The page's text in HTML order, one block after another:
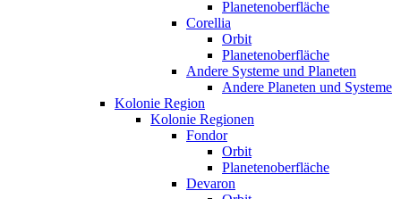
Planetenoberfläche
Corellia
Orbit
Planetenoberfläche
Andere Systeme und Planeten
Andere Planeten und Systeme
Kolonie Region
Kolonie Regionen
Fondor
Orbit
Planetenoberfläche
Devaron